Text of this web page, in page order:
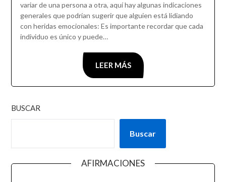
variar de una persona a otra, aquí hay algunas indicaciones
generales que podrían sugerir que alguien está lidiando
con heridas emocionales: Es importante recordar que cada
individuo es único y puede…
LEER MÁS
BUSCAR
Buscar
AFIRMACIONES